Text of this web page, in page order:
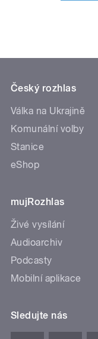
Český rozhlas
Válka na Ukrajině
Komunální volby
Stanice
eShop
mujRozhlas
Živé vysílání
Audioarchiv
Podcasty
Mobilní aplikace
Sledujte nás